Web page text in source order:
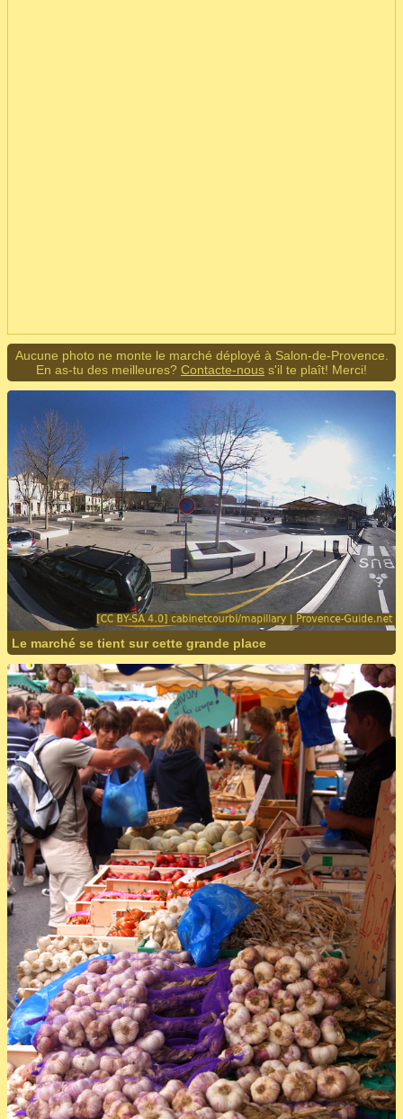
Aucune photo ne monte le marché déployé à Salon-de-Provence.
En as-tu des meilleures? Contacte-nous s'il te plaît! Merci!
Le marché se tient sur cette grande place